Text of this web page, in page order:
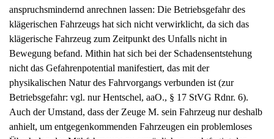
klägerischen Fahrzeugs hat sich nicht verwirklicht, da sich das
klägerische Fahrzeug zum Zeitpunkt des Unfalls nicht in
Bewegung befand. Mithin hat sich bei der Schadensentstehung
nicht das Gefahrenpotential manifestiert, das mit der
physikalischen Natur des Fahrvorgangs verbunden ist (zur
Betriebsgefahr: vgl. nur Hentschel, aaO., § 17 StVG Rdnr. 6).
Auch der Umstand, dass der Zeuge M. sein Fahrzeug nur deshalb
anhielt, um entgegenkommenden Fahrzeugen ein problemloses
Überholen des Mähfahrzeugs zu ermöglichen, rechtfertigt den